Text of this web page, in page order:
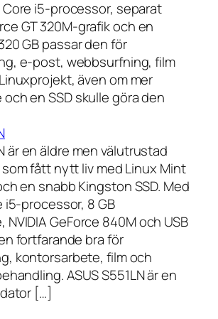
i5-processor, separat
GT 320M-grafik och en
GB passar den för
e-post, webbsurfning, film
även om mer
en SSD skulle göra den
är en äldre men välutrustad
fått nytt liv med Linux Mint
en snabb Kingston SSD. Med
i5-processor, 8 GB
GeForce 840M och USB
fortfarande bra för
kontorsarbete, film och
ASUS S551LN är en
[…]